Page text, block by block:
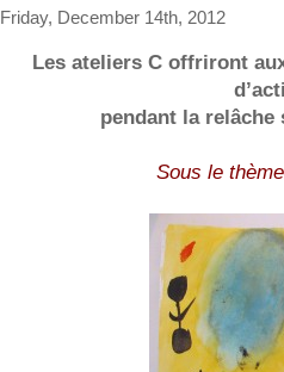
Friday, December 14th, 2012
Les ateliers C offriront
pendant la relâche
Sous le